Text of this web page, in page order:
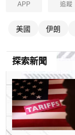
APP 追蹤
美國 伊朗
探索新聞